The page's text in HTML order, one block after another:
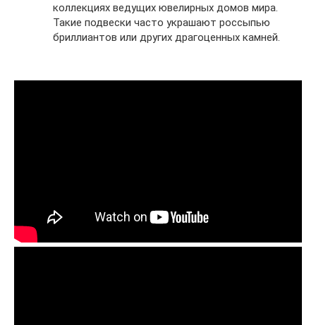
коллекциях ведущих ювелирных домов мира.
Такие подвески часто украшают россыпью
бриллиантов или других драгоценных камней.